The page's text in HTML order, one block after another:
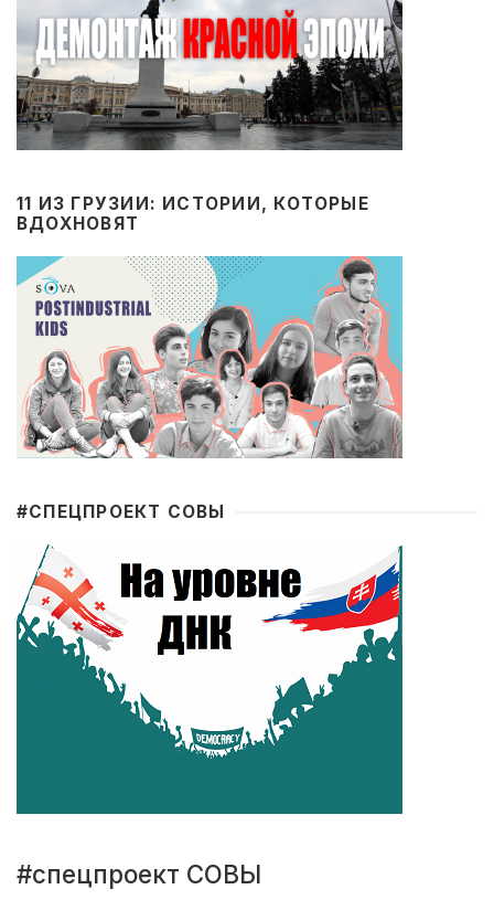
11 ИЗ ГРУЗИИ: ИСТОРИИ, КОТОРЫЕ
ВДОХНОВЯТ
#CПЕЦПРОЕКТ СОВЫ
#спецпроект СОВЫ